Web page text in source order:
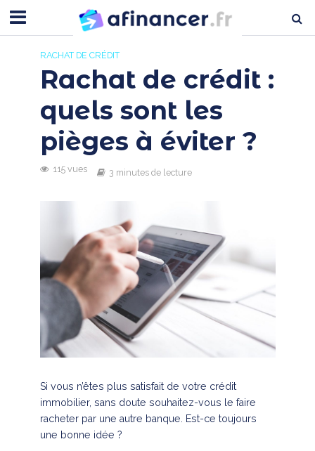
RACHAT DE CRÉDIT
Rachat de crédit :
quels sont les
pièges à éviter ?
115 vues 3 minutes de lecture
Si vous n’êtes plus satisfait de votre crédit
immobilier, sans doute souhaitez-vous le faire
racheter par une autre banque. Est-ce toujours
une bonne idée ?